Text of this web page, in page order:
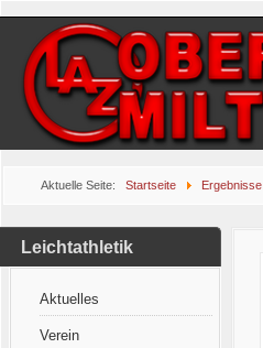
Aktuelle Seite: Startseite Ergebnisse
Leichtathletik
Aktuelles
Verein